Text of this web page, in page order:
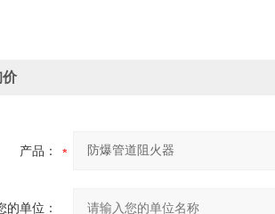
价
产品：
的单位：